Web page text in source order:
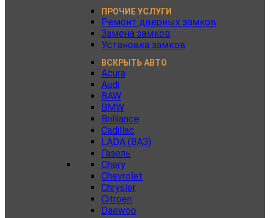
ПРОЧИЕ УСЛУГИ
Ремонт дверных замков
Замена замков
Установка замков
ВСКРЫТЬ АВТО
Acura
Audi
BAW
BMW
Brilliance
Cadillac
LADA (ВАЗ)
Газель
Chery
Chevrolet
Chrysler
Citroen
Daewoo